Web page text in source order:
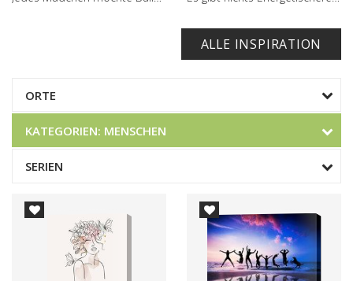
ALLE INSPIRATION
ORTE
KATEGORIEN MENSCHEN
SERIEN